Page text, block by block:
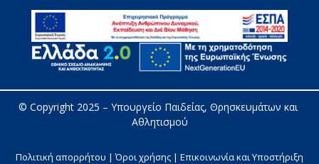
© Copyright 2025 – Υπουργείο Παιδείας, Θρησκευμάτων και
Αθλητισμού
Πολιτική απορρήτου | Όροι χρήσης | Επικοινωνία και Υποστήριξη